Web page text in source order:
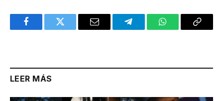
FacebookTwitter Email TelegramWhatsAppCopy
LEER MÁS